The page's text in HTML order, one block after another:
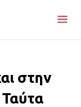
στην